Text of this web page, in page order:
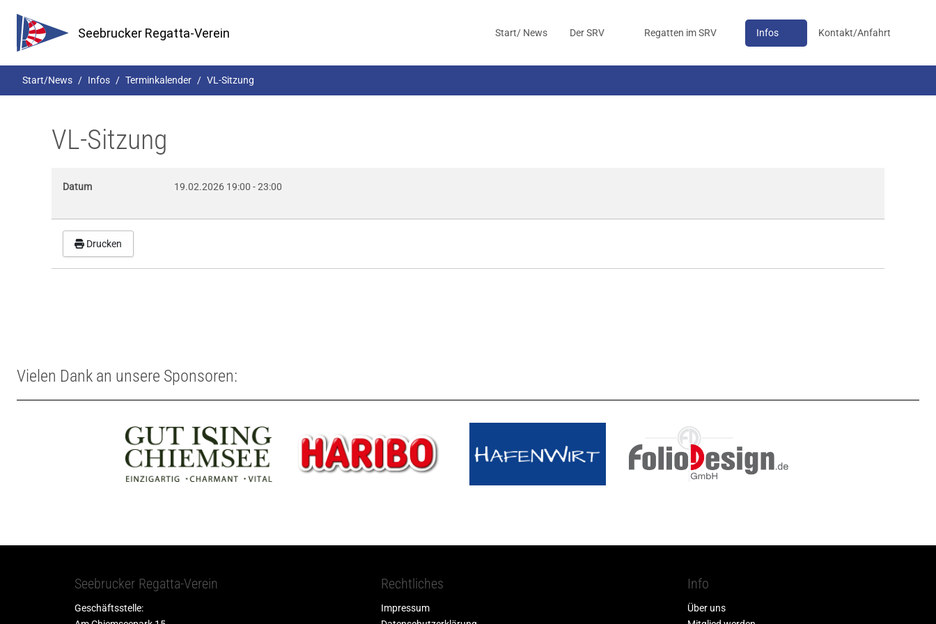
Seebrucker Regatta-Verein Start/ News Der SRV Regatten im SRV Infos Kontakt/Anfahrt
Start/News Infos Terminkalender VL-Sitzung
VL-Sitzung
Datum 19.02.2026 19:00 -23:00
Drucken
Vielen Dank an unsere Sponsoren:
Seebrucker Regatta-Verein
Geschäftsstelle:
Rechtliches
Impressum
Info
Über uns